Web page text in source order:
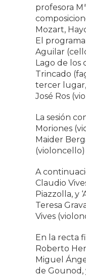
profesora
Mozart,
El
Aguilar
Lago de los
Trincado
tercer lugar,
José Ros
La sesión
Moriones
Maider
(violoncello)
A
Claudio
Piazzolla, y
Teresa
Vives
En la recta
Roberto
Miguel
de Gounod,